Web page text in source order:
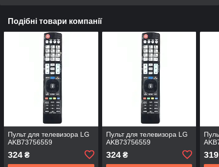
Подібні товари компанії
Пульт для телевизора LG
AKB73756559
324 ₴
Пульт для телевизора LG
AKB73756559
324₴ 319